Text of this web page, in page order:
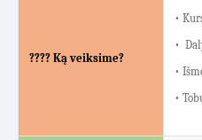
???? Ką veiksime?
•
•
•
•